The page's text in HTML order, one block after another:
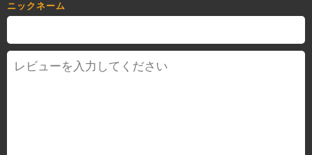
ニックネーム